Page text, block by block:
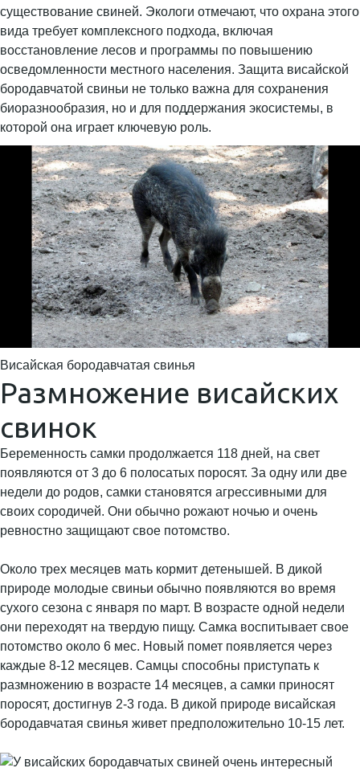
существование свиней. Экологи отмечают, что охрана этого
вида требует комплексного подхода, включая
восстановление лесов и программы по повышению
осведомленности местного населения. Защита висайской
бородавчатой свиньи не только важна для сохранения
биоразнообразия, но и для поддержания экосистемы, в
которой она играет ключевую роль.
Висайская бородавчатая свинья
Размножение висайских
свинок
Беременность самки продолжается 118 дней, на свет
появляются от 3 до 6 полосатых поросят. За одну или две
недели до родов, самки становятся агрессивными для
своих сородичей. Они обычно рожают ночью и очень
ревностно защищают свое потомство.
Около трех месяцев мать кормит детенышей. В дикой
природе молодые свиньи обычно появляются во время
сухого сезона с января по март. В возрасте одной недели
они переходят на твердую пищу. Самка воспитывает свое
потомство около 6 мес. Новый помет появляется через
каждые 8-12 месяцев. Самцы способны приступать к
размножению в возрасте 14 месяцев, а самки приносят
поросят, достигнув 2-3 года. В дикой природе висайская
бородавчатая свинья живет предположительно 10-15 лет.